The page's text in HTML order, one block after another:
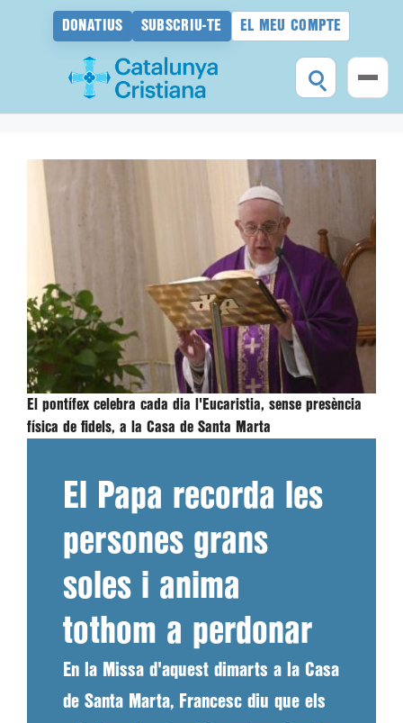
DONATIUS SUBSCRIU-TE EL MEU COMPTE
El pontífex celebra cada dia l'Eucaristia, sense presència
física de fidels, a la Casa de Santa Marta
El Papa recorda les
persones grans
soles i anima
tothom a perdonar
En la Missa d'aquest dimarts a la Casa
de Santa Marta, Francesc diu que els